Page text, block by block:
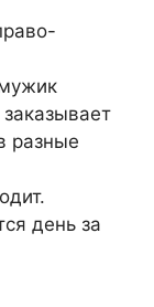
разные
день за